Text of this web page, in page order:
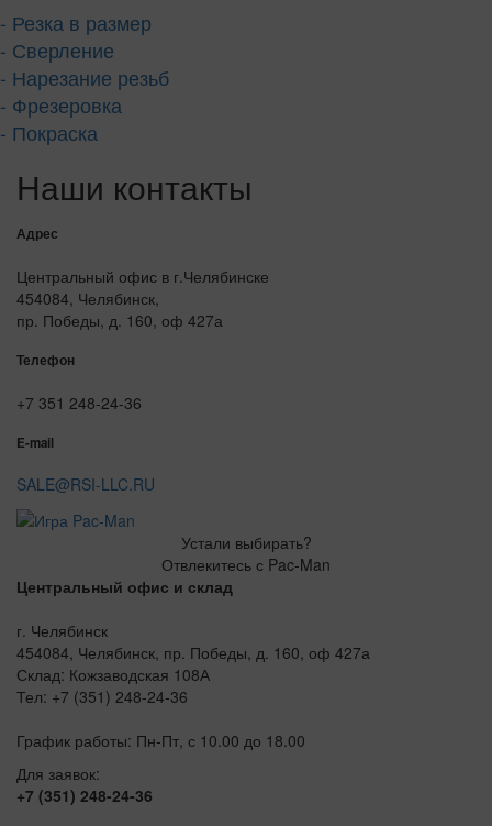
- Резка в размер
- Сверление
- Нарезание резьб
- Фрезеровка
- Покраска
Наши контакты
Адрес
Центральный офис в г.Челябинске
454084, Челябинск,
пр. Победы, д. 160, оф 427а
Телефон
+7 351 248-24-36
E-mail
SALE@RSI-LLC.RU
Устали выбирать?
Отвлекитесь с Pac-Man
Центральный офис и склад
г. Челябинск
454084, Челябинск, пр. Победы, д. 160, оф 427а
Склад: Кожзаводская 108А
Тел: +7 (351) 248-24-36
График работы: Пн-Пт, с 10.00 до 18.00
Для заявок:
+7 (351) 248-24-36